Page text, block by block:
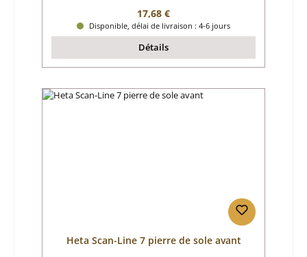
Prix régulier :
17,68 €
Disponible, délai de livraison : 4-6 jours
Détails
Heta Scan-Line 7 pierre de sole avant